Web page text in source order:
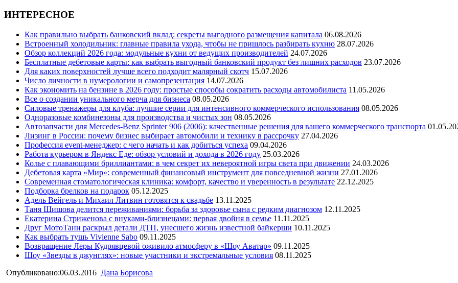
ИНТЕРЕСНОЕ
Как правильно выбрать банковский вклад: секреты выгодного размещения капитала 06.08.2026
Встроенный холодильник: главные правила ухода, чтобы не пришлось разбирать кухню 28.07.2026
Обзор коллекций 2026 года: модульные кухни от ведущих производителей 24.07.2026
Бесплатные дебетовые карты: как выбрать выгодный банковский продукт без лишних расходов 23.07.2026
Для каких поверхностей лучше всего подходит малярный скотч 15.07.2026
Число личности в нумерологии и самопрезентация 14.07.2026
Как экономить на бензине в 2026 году: простые способы сократить расходы автомобилиста 11.05.2026
Все о создании уникального мерча для бизнеса 08.05.2026
Силовые тренажеры для клуба: лучшие серии для интенсивного коммерческого использования 08.05.2026
Одноразовые комбинезоны для производства и чистых зон 08.05.2026
Автозапчасти для Mercedes-Benz Sprinter 906 (2006): качественные решения для вашего коммерческого транспорта
Лизинг в России: почему бизнес выбирает автомобили и технику в рассрочку 27.04.2026
Профессия event-менеджер: с чего начать и как добиться успеха 09.04.2026
Работа курьером в Яндекс Еде: обзор условий и дохода в 2026 году 25.03.2026
Колье с плавающими бриллиантами: в чем секрет их невероятной игры света при движении 24.03.2026
Дебетовая карта «Мир»: современный финансовый инструмент для повседневной жизни 27.01.2026
Современная стоматологическая клиника: комфорт, качество и уверенность в результате 22.12.2025
Подборка брелков на подарок 05.12.2025
Адель Вейгель и Михаил Литвин готовятся к свадьбе 13.11.2025
Таня Шишова делится переживаниями: борьба за здоровье сына с редким диагнозом 12.11.2025
Екатерина Стриженова с внуками-близнецами: первая двойня в семье 11.11.2025
Друг МотоТани раскрыл детали ДТП, унесшего жизнь известной байкерши 10.11.2025
Как выбрать тушь Vivienne Sabo 09.11.2025
Возвращение Леры Кудрявцевой оживило атмосферу в «Шоу Аватар» 09.11.2025
Шоу «Звезды в джунглях»: новые участники и экстремальные условия 08.11.2025
Опубликовано:06.03.2016 Дана Борисова